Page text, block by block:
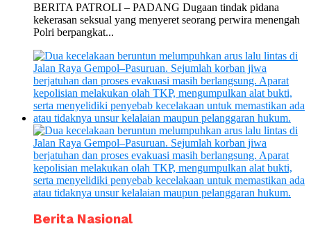
BERITA PATROLI – PADANG Dugaan tindak pidana
kekerasan seksual yang menyeret seorang perwira menengah
Polri berpangkat...
Berita Nasional